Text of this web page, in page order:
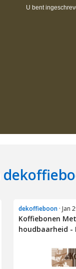
dekoffieboon · Jan
Koffiebonen
houdbaarheid -